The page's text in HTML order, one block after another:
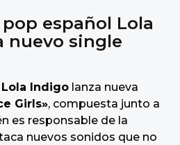
español Lola
nuevo single
Lola Indigo lanza nueva
Girls», compuesta junto a
es responsable de la
nuevos sonidos que no